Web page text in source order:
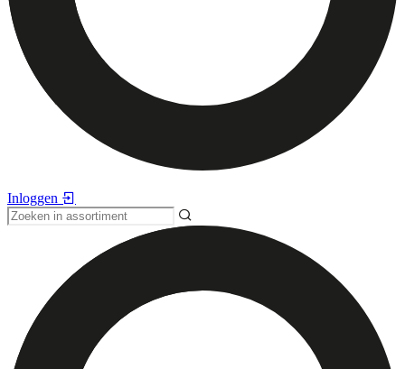
Inloggen